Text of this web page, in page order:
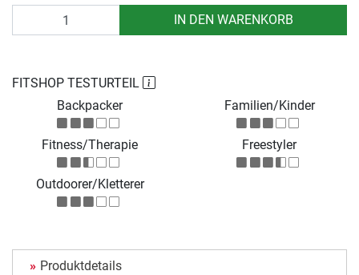
IN DEN WARENKORB
FITSHOP TESTURTEIL
Backpacker
Familien/Kinder
Fitness/Therapie Freestyler
Outdoorer/Kletterer
Produktdetails